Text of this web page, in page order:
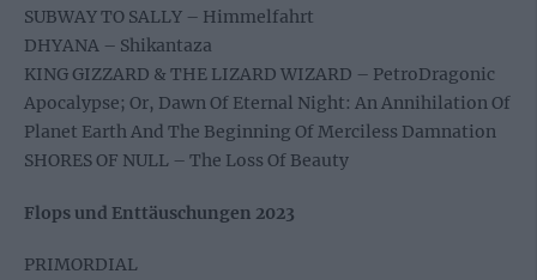
SUBWAY TO SALLY – Himmelfahrt
DHYANA – Shikantaza
KING GIZZARD & THE LIZARD WIZARD – PetroDragonic
Apocalypse; Or, Dawn Of Eternal Night: An Annihilation Of
Planet Earth And The Beginning Of Merciless Damnation
SHORES OF NULL – The Loss Of Beauty
Flops und Enttäuschungen 2023
PRIMORDIAL